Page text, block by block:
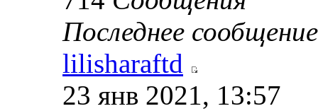
Последнее сообщение
lilisharaftd
23 янв 2021, 13:57